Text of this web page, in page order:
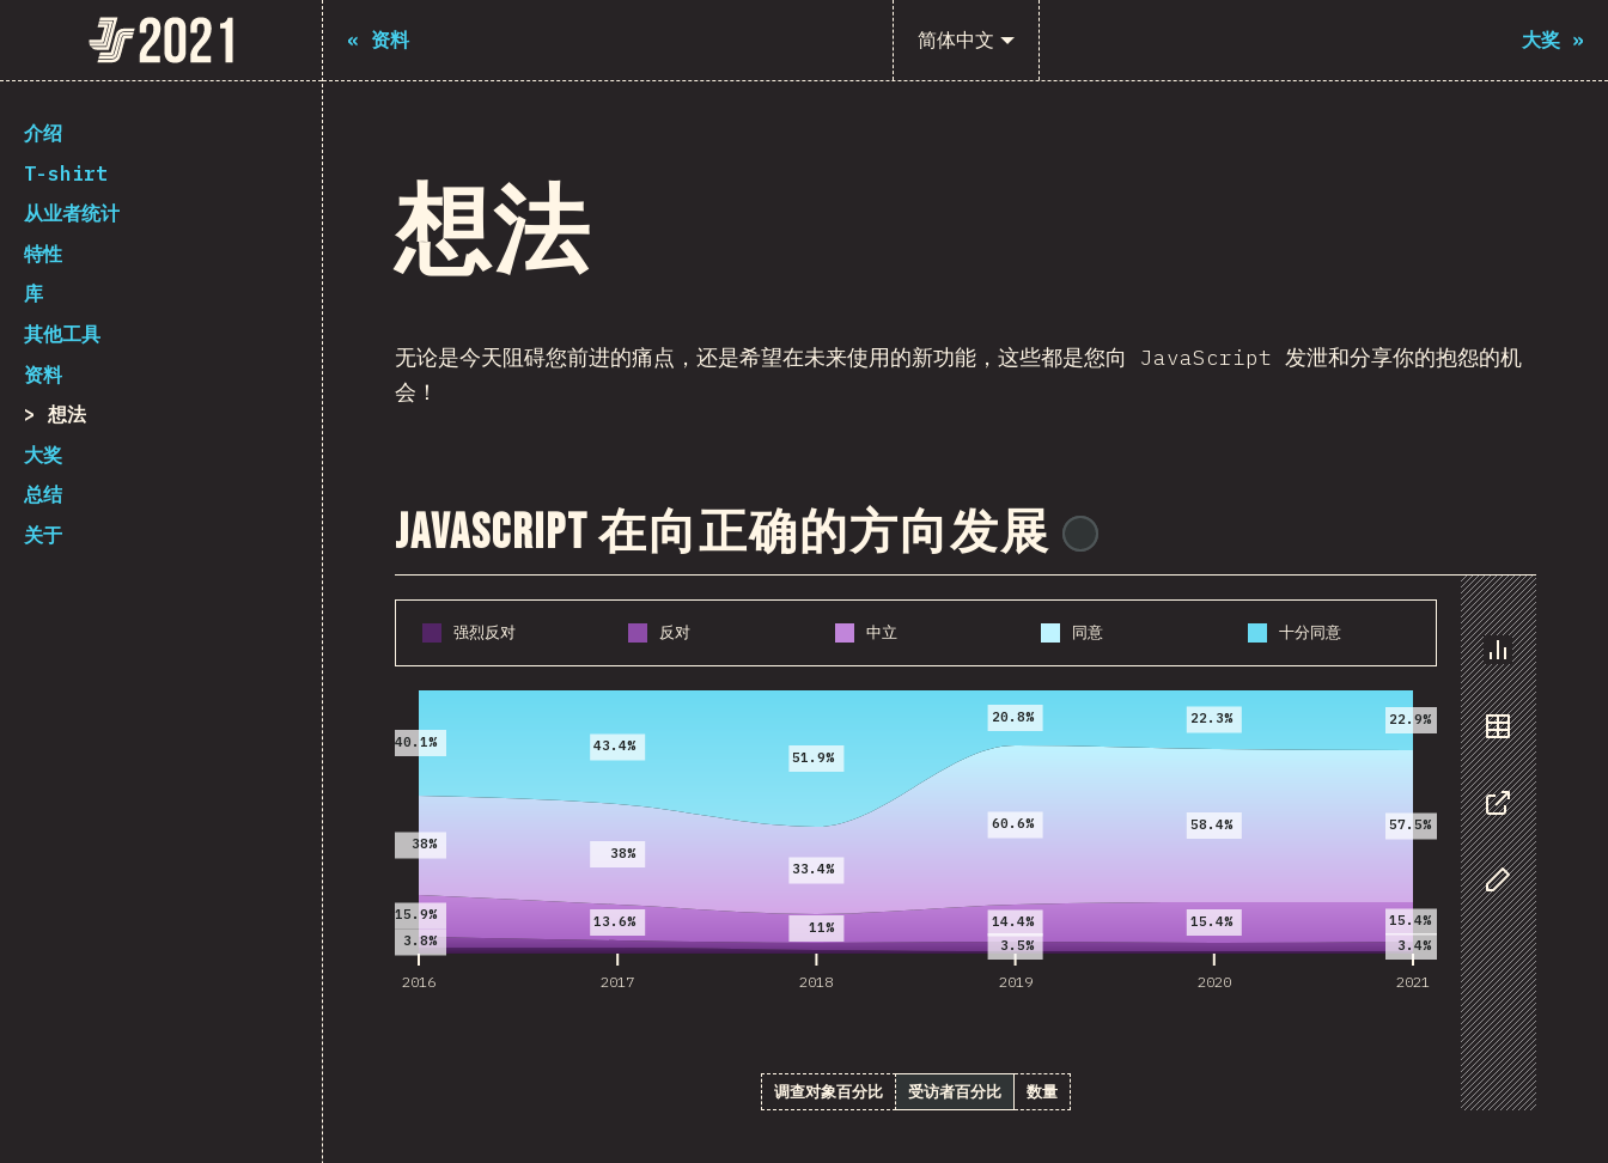
The State of JS 2021
[zh-Hans] general.back_to_intro
介绍
T-shirt
从业者统计
特性
库
其他工具
资料
想法
大奖
总结
关于
« 资料 简体中文 大奖 »
想法
无论是今天阻碍您前进的痛点，还是希望在未来使用的新功能，这些都是您向 JavaScript 发泄和分享你的抱怨的机
会！
JavaScript 在向正确的方向发展
图表
数据
分享
自定义数据
强烈反对 反对 中立 同意 十分同意
2016 2017 2018 2019 2020 2021
2016 2017 2018 2019 2020 2021
3.8% 3.5% 3.4%
15.9% 13.6% 11% 14.4% 15.4% 15.4%
38%
38%
33.4%
60.6% 58.4% 57.5%
40.1% 43.4%
51.9%
20.8% 22.3% 22.9%
调查对象百分比 受访者百分比 数量
Navigated to The State of JS 2021